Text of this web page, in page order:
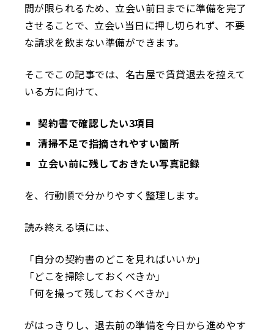
間が限られるため、立会い前日までに準備を完了
させることで、立会い当日に押し切られず、不要
な請求を飲まない準備ができます。
そこでこの記事では、名古屋で賃貸退去を控えて
いる方に向けて、
契約書で確認したい3項目
清掃不足で指摘されやすい箇所
立会い前に残しておきたい写真記録
を、行動順で分かりやすく整理します。
読み終える頃には、
「自分の契約書のどこを見ればいいか」
「どこを掃除しておくべきか」
「何を撮って残しておくべきか」
がはっきりし、退去前の準備を今日から進めやす